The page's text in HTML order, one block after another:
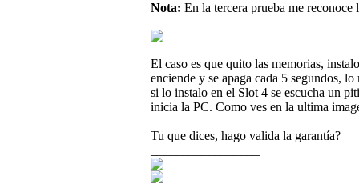
Nota: En la tercera prueba me
El caso es que quito las memorias,
enciende y se apaga cada 5 segundos,
si lo instalo en el Slot 4 se escucha un
inicia la PC. Como ves en la ultima
Tu que dices, hago valida la garantía?